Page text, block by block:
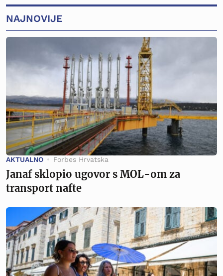
NAJNOVIJE
AKTUALNO Forbes Hrvatska
Janaf sklopio ugovor s MOL-om za
transport nafte